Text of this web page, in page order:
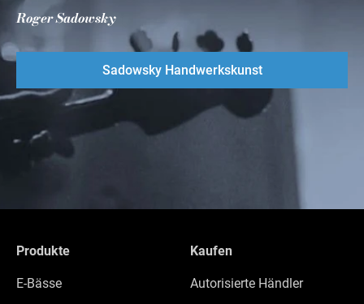
Roger Sadowsky
Sadowsky Handwerkskunst
Produkte
E-Bässe
Kaufen
Autorisierte Händler